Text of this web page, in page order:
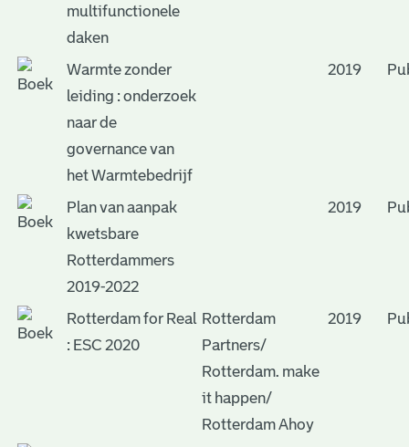
multifunctionele
daken
Warmte zonder
leiding : onderzoek
naar de
governance van
het Warmtebedrijf
2019
Plan van aanpak
kwetsbare
Rotterdammers
2019-2022
2019
Rotterdam for Real
: ESC 2020
Rotterdam
Partners/
Rotterdam. make
it happen/
Rotterdam Ahoy
2019